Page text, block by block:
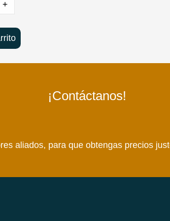
+
¡Contáctanos!
aliados, para que obtengas precios